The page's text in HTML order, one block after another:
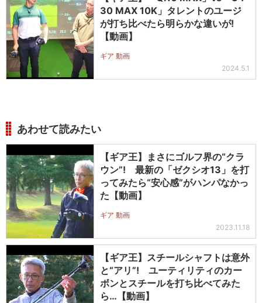
30 MAX 10K」タレントのユージ
が打ち比べたら明らかな違いが!
【動画】
ギア 動画
2024.5.1
あわせて読みたい
【ギア王】まさにゴルフ界の“クラ
ウン”! 最新の「ゼクシオ13」を打
ってみたら“安心感”がハンパなかっ
た【動画】
ギア 動画
2023.11.18
【ギア王】スチールシャフトは意外
と“アリ”! ユーティリティのカー
ボンとスチールを打ち比べてみた
ら…【動画】